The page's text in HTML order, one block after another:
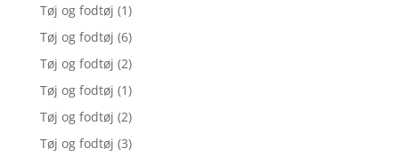
Tøj og fodtøj (1)
Tøj og fodtøj (6)
Tøj og fodtøj (2)
Tøj og fodtøj (1)
Tøj og fodtøj (2)
Tøj og fodtøj (3)